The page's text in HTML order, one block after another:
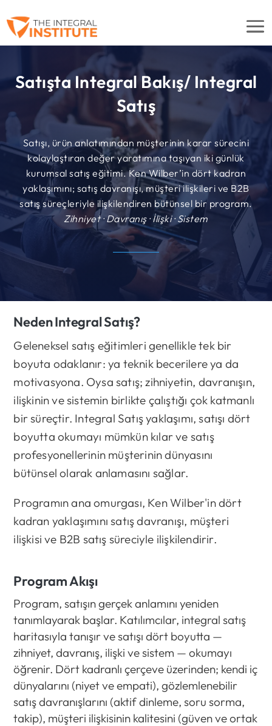
Satışta Integral Bakış/ Integral
Satış
Satışı, ürün anlatımından müşterinin karar sürecini
kolaylaştıran değer yaratımına taşıyan iki günlük
kurumsal satış eğitimi. Ken Wilber’in dört kadran
yaklaşımını; satış davranışı, müşteri ilişkileri ve B2B
satış süreçleriyle ilişkilendiren bütünsel bir program.
Zihniyet · Davranış · İlişki · Sistem
Neden Integral Satış?
Geleneksel satış eğitimleri genellikle tek bir
boyuta odaklanır: ya teknik becerilere ya da
motivasyona. Oysa satış; zihniyetin, davranışın,
ilişkinin ve sistemin birlikte çalıştığı çok katmanlı
bir süreçtir. Integral Satış yaklaşımı, satışı dört
boyutta okumayı mümkün kılar ve satış
profesyonellerinin müşterinin dünyasını
bütünsel olarak anlamasını sağlar.
Programın ana omurgası, Ken Wilber'in dört
kadran yaklaşımını satış davranışı, müşteri
ilişkisi ve B2B satış süreciyle ilişkilendirir.
Program Akışı
Program, satışın gerçek anlamını yeniden
tanımlayarak başlar. Katılımcılar, integral satış
haritasıyla tanışır ve satışı dört boyutta —
zihniyet, davranış, ilişki ve sistem — okumayı
öğrenir. Dört kadranlı çerçeve üzerinden; kendi iç
dünyalarını (niyet ve empati), gözlemlenebilir
satış davranışlarını (aktif dinleme, soru sorma,
takip), müşteri ilişkisinin kalitesini (güven ve ortak